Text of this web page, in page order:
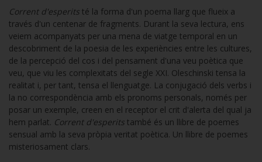
Corrent d'esperits té la forma d'un poema llarg que flueix a
través d'un centenar de fragments. Durant la seva lectura, ens
veiem acompanyats per una mena de viatge temporal en un
descobriment de la poesia de les experiències entre les cultures,
de la percepció del cos i del pensament d'una veu poètica que
veu, que viu les complexitats del segle XXI. Oleschinski tensa la
realitat i, per tant, tensa el llenguatge. La conjugació dels verbs i
la no correspondència amb els pronoms personals, només per
posar un exemple, creen en el receptor el crit d'alerta del qual ja
hem parlat. Corrent d'esperits també és un llibre de poemes
sensual amb la seva pròpia veritat poètica. Un llibre de poemes
misteriosament clars.